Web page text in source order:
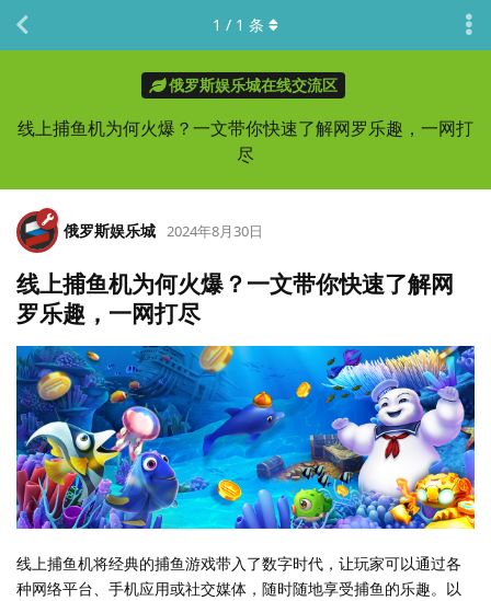
俄罗斯娱乐城在线交流区
线上捕鱼机为何火爆？一文带你快速了解网罗乐趣，一网打
尽
1 / 1 条
俄罗斯娱乐城 2024年8月30日
线上捕鱼机为何火爆？一文带你快速了解网
罗乐趣，一网打尽
线上捕鱼机将经典的捕鱼游戏带入了数字时代，让玩家可以通过各
种网络平台、手机应用或社交媒体，随时随地享受捕鱼的乐趣。以